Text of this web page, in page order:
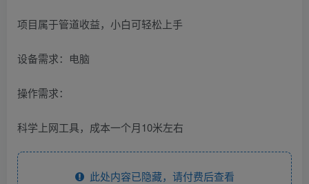
项目属于管道收益，小白可轻松上手
设备需求：电脑
操作需求：
科学上网工具，成本一个月10米左右
此处内容已隐藏，请付费后查看